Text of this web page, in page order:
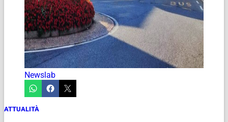
Newslab
ATTUALITÀ